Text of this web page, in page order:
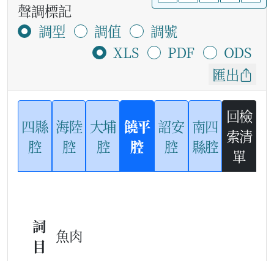
聲調標記
調型
調值
調號
XLS
PDF
ODS
匯出
四縣
腔
海陸
腔
大埔
腔
饒平
腔
詔安
腔
南四
縣腔
回檢
索清
單
詞
目
魚肉